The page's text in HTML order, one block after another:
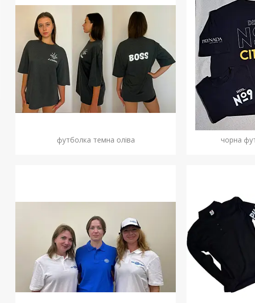
футболка темна оліва чорна